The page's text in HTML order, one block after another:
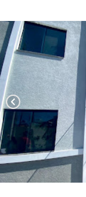
chevron_left